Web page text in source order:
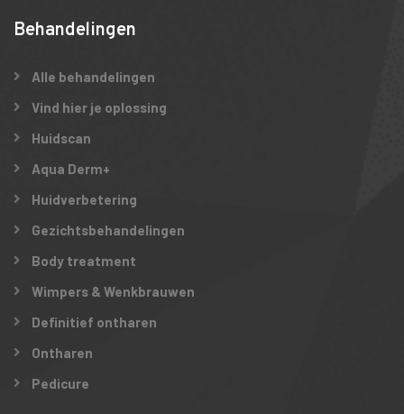
Behandelingen
Alle behandelingen
Vind hier je oplossing
Huidscan
Aqua Derm+
Huidverbetering
Gezichtsbehandelingen
Body treatment
Wimpers & Wenkbrauwen
Definitief ontharen
Ontharen
Pedicure